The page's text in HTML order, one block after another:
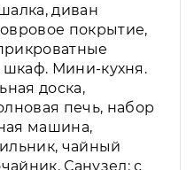
диван
покрытие,
шкаф. Мини-кухня.
доска,
печь, набор
машина,
чайный
Санузел: с